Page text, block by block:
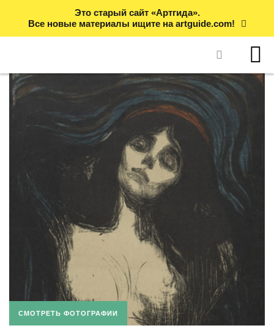
Это старый сайт «Артгида».
Все новые материалы ищите на artguide.com!
СМОТРЕТЬ ФОТОГРАФИИ